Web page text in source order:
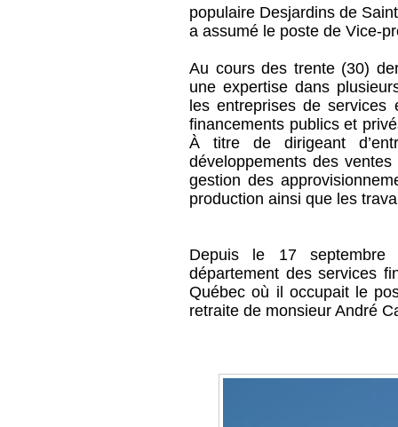
populaire Desjardins de
a assumé le poste de Vice-
Au cours des trente (30)
une expertise dans
les entreprises de services
financements publics et
À titre de dirigeant
développements des
gestion des
production ainsi que les
Depuis le 17
département des services
Québec où il occupait le
retraite de monsieur André